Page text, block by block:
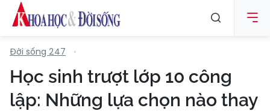
Đời sống 247
Học sinh trượt lớp 10 công
lập: Những lựa chọn nào thay